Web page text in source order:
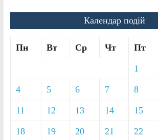
Календар подій
Пн Вт Ср Чт Пт
1
4 5 6 7 8
11 12 13 14 15
18 19 20 21 22